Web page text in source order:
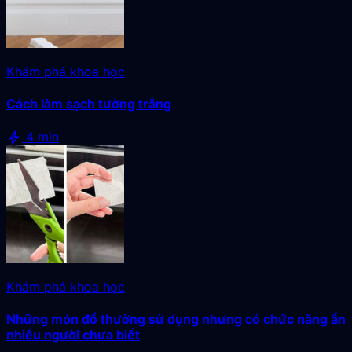
Khám phá khoa học
Cách làm sạch tường trắng
bolt 4 min
Khám phá khoa học
Những món đồ thường sử dụng nhưng có chức năng ẩn
nhiều người chưa biết